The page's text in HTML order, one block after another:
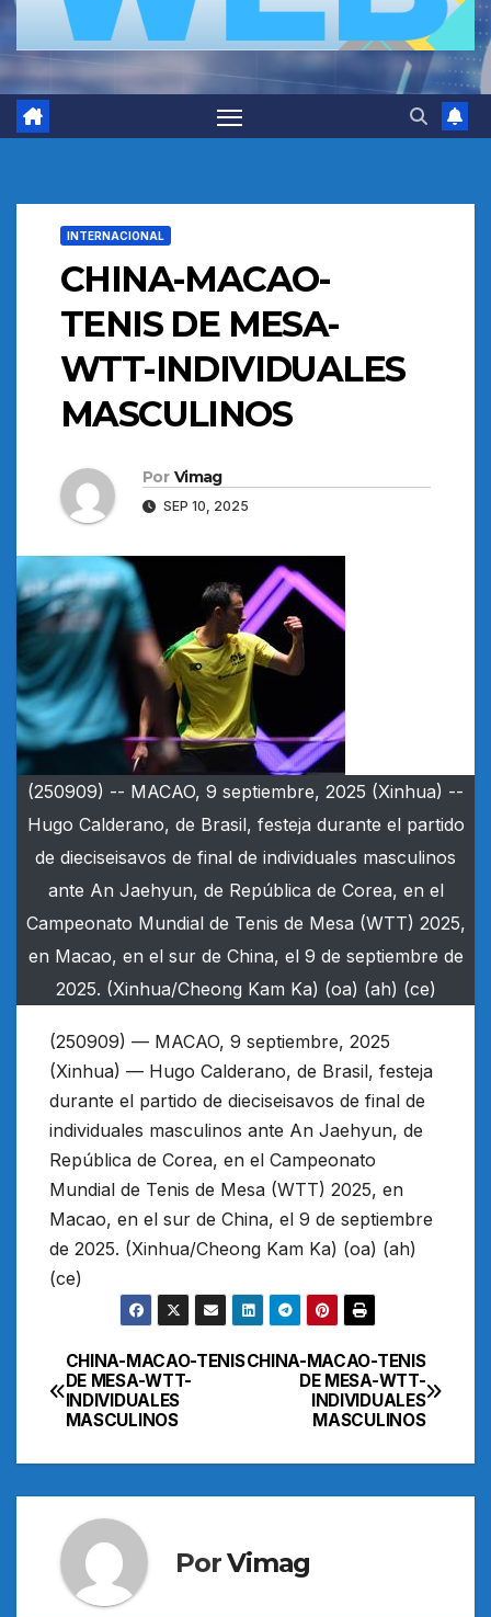
INTERNACIONAL
CHINA-MACAO-
TENIS DE MESA-
WTT-INDIVIDUALES
MASCULINOS
Por Vimag
SEP 10, 2025
(250909) -- MACAO, 9 septiembre, 2025 (Xinhua) --
Hugo Calderano, de Brasil, festeja durante el partido
de dieciseisavos de final de individuales masculinos
ante An Jaehyun, de República de Corea, en el
Campeonato Mundial de Tenis de Mesa (WTT) 2025,
en Macao, en el sur de China, el 9 de septiembre de
2025. (Xinhua/Cheong Kam Ka) (oa) (ah) (ce)
(250909) — MACAO, 9 septiembre, 2025
(Xinhua) — Hugo Calderano, de Brasil, festeja
durante el partido de dieciseisavos de final de
individuales masculinos ante An Jaehyun, de
República de Corea, en el Campeonato
Mundial de Tenis de Mesa (WTT) 2025, en
Macao, en el sur de China, el 9 de septiembre
de 2025. (Xinhua/Cheong Kam Ka) (oa) (ah)
(ce)
Navegación
de
entradas
CHINA-MACAO-TENIS
DE MESA-WTT-
INDIVIDUALES
MASCULINOS
CHINA-MACAO-TENIS
DE MESA-WTT-
INDIVIDUALES
MASCULINOS
PorVimag